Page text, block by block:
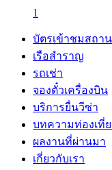
1
บัตรเข้าชมสถา
เรือสำราญ
รถเช่า
จองตั๋วเครื่องบิน
บริการยื่นวีซ่า
บทความท่องเที่
ผลงานที่ผ่านมา
เกี่ยวกับเรา